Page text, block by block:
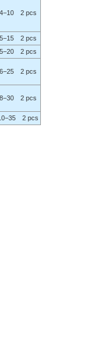
2 pcs
2 pcs
2 pcs
2 pcs
2 pcs
2 pcs